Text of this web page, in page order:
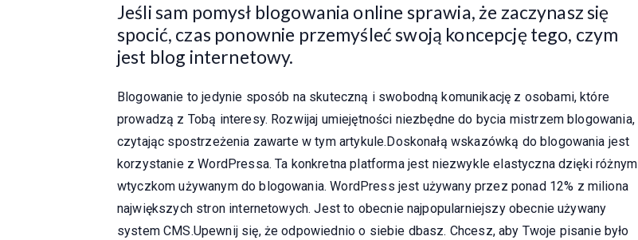
Jeśli sam pomysł blogowania online sprawia, że ​​zaczynasz się
spocić, czas ponownie przemyśleć swoją koncepcję tego, czym
jest blog internetowy.
Blogowanie to jedynie sposób na skuteczną i swobodną komunikację z osobami, które
prowadzą z Tobą interesy. Rozwijaj umiejętności niezbędne do bycia mistrzem blogowania,
czytając spostrzeżenia zawarte w tym artykule.Doskonałą wskazówką do blogowania jest
korzystanie z WordPressa. Ta konkretna platforma jest niezwykle elastyczna dzięki różnym
wtyczkom używanym do blogowania. WordPress jest używany przez ponad 12% z miliona
największych stron internetowych. Jest to obecnie najpopularniejszy obecnie używany
system CMS.Upewnij się, że odpowiednio o siebie dbasz. Chcesz, aby Twoje pisanie było